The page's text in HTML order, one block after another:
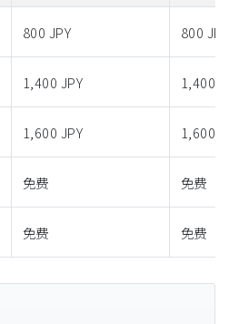
800 JPY 800 JPY
1,400 JPY 1,400
1,600 JPY 1,600
免费 免费
免费 免费